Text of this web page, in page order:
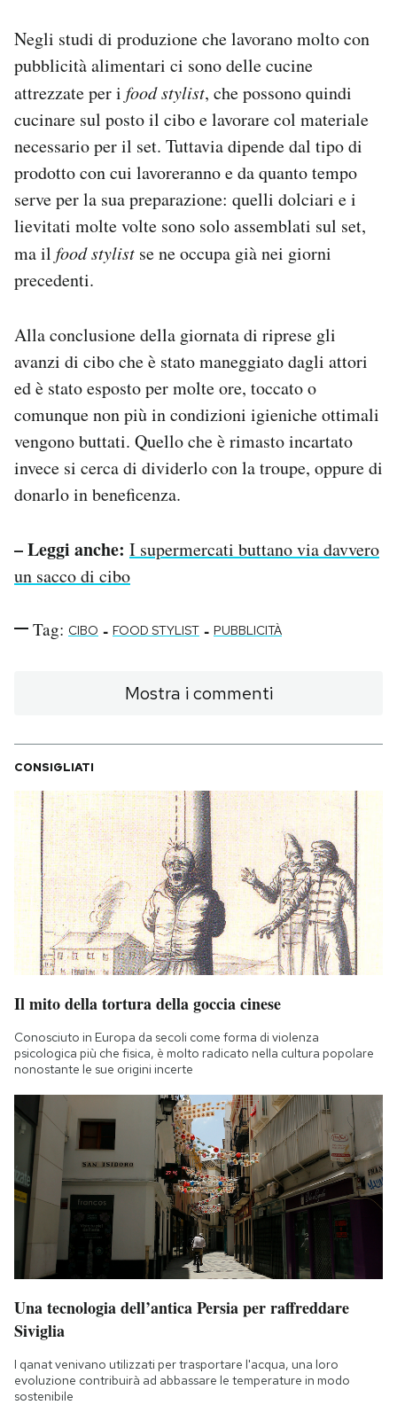
Negli studi di produzione che lavorano molto con
pubblicità alimentari ci sono delle cucine
attrezzate per i food stylist, che possono quindi
cucinare sul posto il cibo e lavorare col materiale
necessario per il set. Tuttavia dipende dal tipo di
prodotto con cui lavoreranno e da quanto tempo
serve per la sua preparazione: quelli dolciari e i
lievitati molte volte sono solo assemblati sul set,
ma il food stylist se ne occupa già nei giorni
precedenti.
Alla conclusione della giornata di riprese gli
avanzi di cibo che è stato maneggiato dagli attori
ed è stato esposto per molte ore, toccato o
comunque non più in condizioni igieniche ottimali
vengono buttati. Quello che è rimasto incartato
invece si cerca di dividerlo con la troupe, oppure di
donarlo in beneficenza.
– Leggi anche: I supermercati buttano via davvero
un sacco di cibo
Tag: CIBO - FOOD STYLIST - PUBBLICITÀ
Mostra i commenti
CONSIGLIATI
Il mito della tortura della goccia cinese
Conosciuto in Europa da secoli come forma di violenza
psicologica più che fisica, è molto radicato nella cultura popolare
nonostante le sue origini incerte
Una tecnologia dell’antica Persia per raffreddare
Siviglia
I qanat venivano utilizzati per trasportare l'acqua, una loro
evoluzione contribuirà ad abbassare le temperature in modo
sostenibile